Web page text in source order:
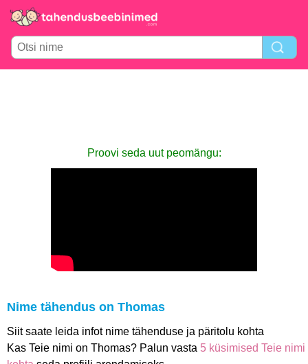
Proovi seda uut peomängu:
Nime tähendus on Thomas
Siit saate leida infot nime tähenduse ja päritolu kohta
Kas Teie nimi on Thomas? Palun vasta 5 küsimised Teie nimi